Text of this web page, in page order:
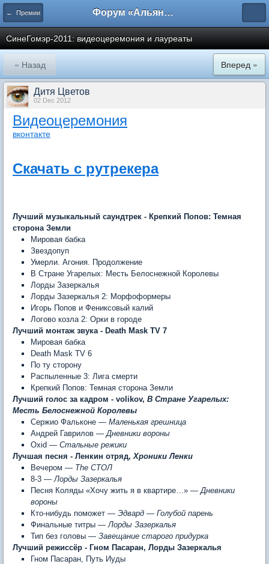
← Премии Форум «Альянса вольных переводчиков»
СинеГомэр-2011: видеоцеремония и лауреаты
« Назад Вперед »
Дитя Цветов
02 Dec 2012
Видеоцеремония
вконтакте
Скачать с рутрекера
Лучший музыкальный саундтрек - Крепкий Попов: Темная
сторона Земли
Мировая бабка
Звездопуп
Умерли. Агония. Продолжение
В Стране Угарелых: Месть Белоснежной Королевы
Лорды Зазеркалья
Лорды Зазеркалья 2: Морфоформеры
Игорь Попов и Фениксовый калий
Логово козла 2: Орки в городе
Лучший монтаж звука - Death Mask TV 7
Мировая бабка
Death Mask TV 6
По ту сторону
Распыленные 3: Лига смерти
Крепкий Попов: Темная сторона Земли
Лучший голос за кадром - volikov, В Стране Угарелых:
Месть Белоснежной Королевы
Сержио Фальконе — Маленькая грешница
Андрей Гаврилов —Дневники вороны
Oxid — Стальные режики
Лучшая песня - Ленкин отряд,Хроники Ленки
Вечером — The СТОЛ
8-3 —Лорды Зазеркалья
Песня Коляды «Хочу жить я в квартире…» —Дневники
вороны
Кто-нибудь поможет — Эдвард — Голубой парень
Финальные титры —Лорды Зазеркалья
Тип без головы — Завещание старого придурка
Лучший режиссёр - Гном Пасаран, Лорды Зазеркалья
Гном Пасаран, Путь Иуды